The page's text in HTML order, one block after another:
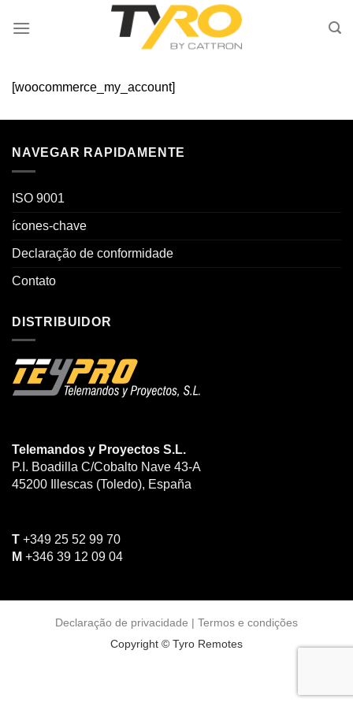
[woocommerce_my_account]
NAVEGAR RAPIDAMENTE
ISO 9001
ícones-chave
Declaração de conformidade
Contato
DISTRIBUIDOR
Telemandos y Proyectos S.L.
P.I. Boadilla C/Cobalto Nave 43-A
45200
Illescas (Toledo), España
T +349 25 52 99 70
M +346 39 12 09 04
Declaração de privacidade | Termos e condições
Copyright © Tyro Remotes